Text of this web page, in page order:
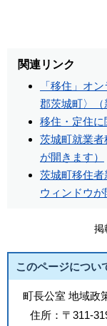
関連リンク
「移住」オ
郡茨城町〉（
移住・定住に
茨城町就業
が開きます）
茨城町移住
ウィンドウが
掲
このページについ
町長公室 地域政
住所： 〒311-